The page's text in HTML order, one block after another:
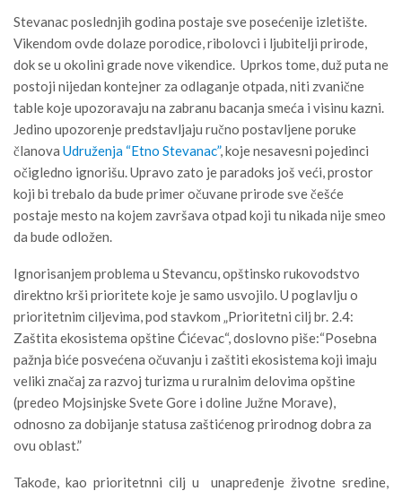
Stevanac poslednjih godina postaje sve posećenije izletište.
Vikendom ovde dolaze porodice, ribolovci i ljubitelji prirode,
dok se u okolini grade nove vikendice. Uprkos tome, duž puta ne
postoji nijedan kontejner za odlaganje otpada, niti zvanične
table koje upozoravaju na zabranu bacanja smeća i visinu kazni.
Jedino upozorenje predstavljaju ručno postavljene poruke
članova Udruženja “Etno Stevanac”, koje nesavesni pojedinci
očigledno ignorišu. Upravo zato je paradoks još veći, prostor
koji bi trebalo da bude primer očuvane prirode sve češće
postaje mesto na kojem završava otpad koji tu nikada nije smeo
da bude odložen.
Ignorisanjem problema u Stevancu, opštinsko rukovodstvo
direktno krši prioritete koje je samo usvojilo. U poglavlju o
prioritetnim ciljevima, pod stavkom „Prioritetni cilj br. 2.4:
Zaštita ekosistema opštine Ćićevac“, doslovno piše:“Posebna
pažnja biće posvećena očuvanju i zaštiti ekosistema koji imaju
veliki značaj za razvoj turizma u ruralnim delovima opštine
(predeo Mojsinjske Svete Gore i doline Južne Morave),
odnosno za dobijanje statusa zaštićenog prirodnog dobra za
ovu oblast.”
Takođe, kao prioritetnni cilj u unapređenje životne sredine,